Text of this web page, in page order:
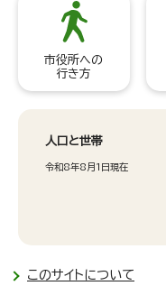
市役所への
行き方
人口と世帯
令和8年8月1日現在
このサイトについて